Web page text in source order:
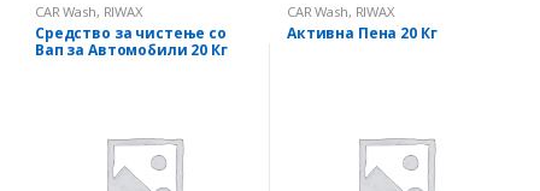
CAR Wash, RIWAX
Средство за чистење со
Вап за Автомобили 20 Кг
CAR Wash, RIWAX
Активна Пена 20 Кг